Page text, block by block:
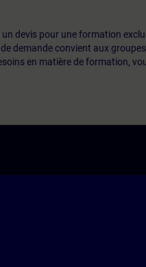
devis pour une formation
demande convient aux
en matière de formation,